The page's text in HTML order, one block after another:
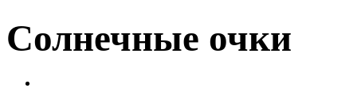
Солнечные очки